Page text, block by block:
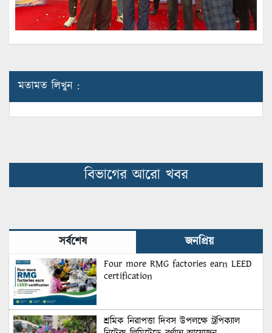
মতামত লিখুন :
বিভাগের আরো খবর
সর্বশেষ জনপ্রিয়
Four more RMG factories earn LEED
certification
শ্রমিক নিরাপত্তা দিবস উপলক্ষে ট্রপিক্যাল